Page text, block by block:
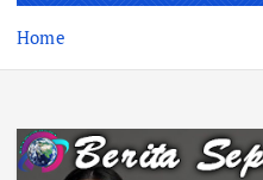
Home